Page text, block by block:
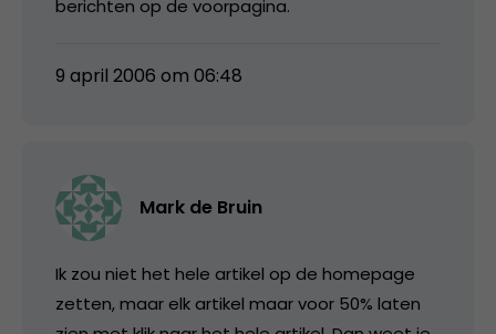
berichten op de voorpagina.
9 april 2006 om 06:48
Mark de Bruin
Ik zou niet het hele artikel op de homepage
zetten, maar elk artikel maar voor 50% laten